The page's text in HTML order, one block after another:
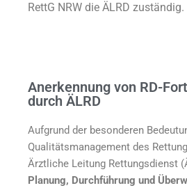
RettG NRW die ÄLRD zuständig.
Anerkennung von RD-
durch ÄLRD
Aufgrund der besonderen
Qualitätsmanagement des
Ärztliche Leitung Rettungsdienst
Planung, Durchführung und